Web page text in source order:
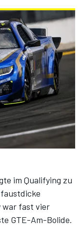
im Qualifying zu
war fast vier
GTE-Am-Bolide.